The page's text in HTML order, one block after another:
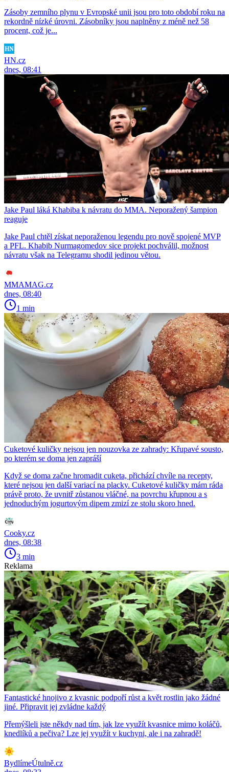
Zásoby zemního plynu v Evropské unii jsou pro toto období roku na
rekordně nízké úrovni. Zásobníky jsou naplněny z méně než 58
procent, což je...
HN.cz
dnes, 08:41
Jake Paul láká Khabiba k návratu do MMA. Neporažený šampion
reaguje
Jake Paul chtěl získat neporaženou legendu pro nově spojené MVP
a PFL. Khabib Nurmagomedov sice projekt pochválil, možnost
návratu však na Telegramu shodil jedinou větou.
MMAMAG.cz
dnes, 08:40
1 min
Cuketové kuličky nejsou jen nouzovka ze zahrady: Křupavé sousto,
po kterém se doma jen zapráší
Když se doma začne hromadit cuketa, přichází chvíle na recepty,
které nejsou jen další variací na placky. Cuketové kuličky mám ráda
právě proto, že uvnitř zůstanou vláčné, na povrchu křupnou a s
jednoduchým jogurtovým dipem zmizí ze stolu skoro hned.
Cooky.cz
dnes, 08:38
3 min
Reklama
Fantastické hnojivo z kvasnic podpoří růst a květ rostlin jako žádné
jiné. Připravit jej zvládne každý
Přemýšleli jste někdy nad tím, jak lze využít kvasnice mimo koláčů,
knedlíků a pečiva? Lze jej využít v kuchyni, ale i na zahradě!
BydlímeÚtulně.cz